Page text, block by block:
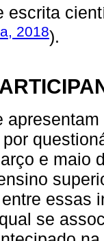
escrita
2018).
por
e maio
essas
se